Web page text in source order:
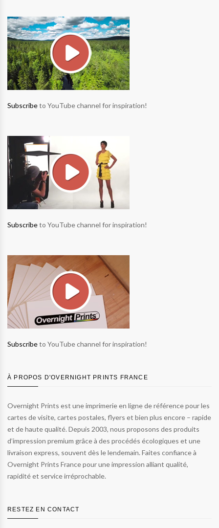
Subscribeto YouTube channel for inspiration!
Subscribeto YouTube channel for inspiration!
Subscribeto YouTube channel for inspiration!
À PROPOS D'OVERNIGHT PRINTS FRANCE
Overnight Prints est une imprimerie en ligne de référence pour les
cartes de visite, cartes postales, flyers et bien plus encore – rapide
et de haute qualité. Depuis 2003, nous proposons des produits
d’impression premium grâce à des procédés écologiques et une
livraison express, souvent dès le lendemain. Faites confiance à
Overnight Prints France pour une impression alliant qualité,
rapidité et service irréprochable.
RESTEZ EN CONTACT